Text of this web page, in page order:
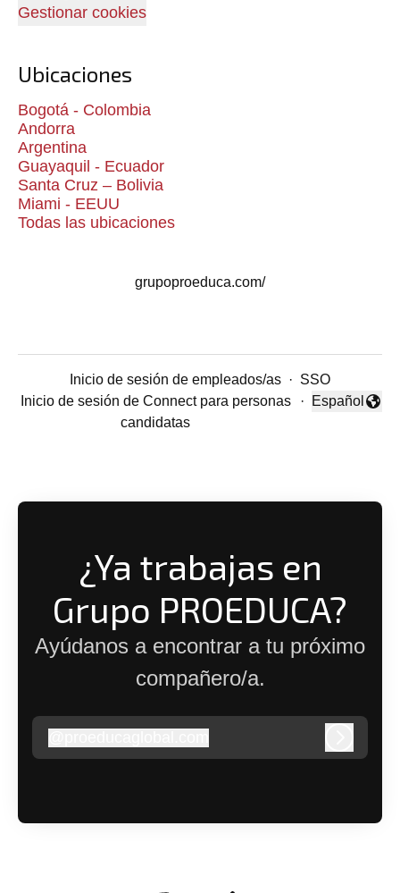
Gestionar cookies
Ubicaciones
Bogotá - Colombia
Andorra
Argentina
Guayaquil - Ecuador
Santa Cruz – Bolivia
Miami - EEUU
Todas las ubicaciones
grupoproeduca.com/
Inicio de sesión de empleados/as · SSO
Inicio de sesión de Connect para personas
candidatas
·
Cambiar
Español
¿Ya trabajas en
Grupo PROEDUCA?
Ayúdanos a encontrar a tu próximo
compañero/a.
proeducaglobal.com